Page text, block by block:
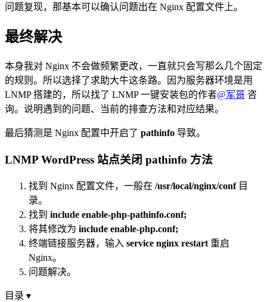
问题复现，那基本可以确认问题出在 Nginx 配置文件上。
最终解决
本身我对 Nginx 不会做频繁更改，一直就只会写那么几个固定
的规则。所以选择了求助大牛这条路。因为服务器环境是用
LNMP 搭建的，所以找了 LNMP 一键安装包的作者@军哥 咨
询。说明遇到的问题、当前的排查方法和对应结果。
最后猜测是 Nginx 配置中开启了 pathinfo 导致。
LNMP WordPress 站点关闭 pathinfo 方法
找到 Nginx 配置文件，一般在 /usr/local/nginx/conf目
录。
找到 include enable-php-pathinfo.conf;
将其修改为 include enable-php.conf;
终端链接服务器，输入 service nginx restart 重启
Nginx。
问题解决。
目录 ▾